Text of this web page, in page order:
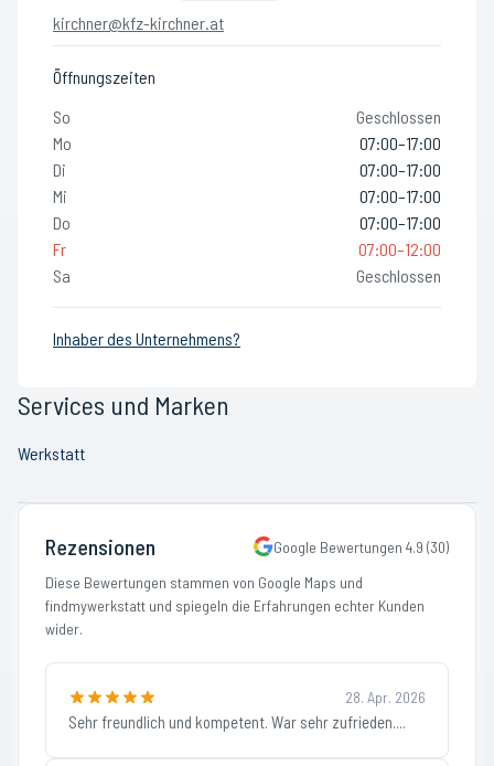
kirchner@kfz-kirchner.at
Öffnungszeiten
So
Geschlossen
Mo
07:00–17:00
Di
07:00–17:00
Mi
07:00–17:00
Do
07:00–17:00
Fr
07:00–12:00
Sa
Geschlossen
Inhaber des Unternehmens?
Services und Marken
Werkstatt
Rezensionen Google Bewertungen 4.9 (30)
Diese Bewertungen stammen von Google Maps und
findmywerkstatt und spiegeln die Erfahrungen echter Kunden
wider.
28. Apr. 2026
Sehr freundlich und kompetent. War sehr zufrieden....